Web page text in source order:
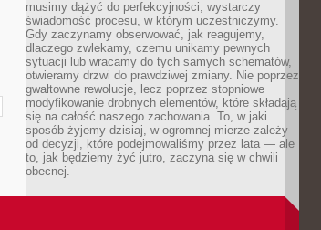
musimy dążyć do perfekcyjności; wystarczy
świadomość procesu, w którym uczestniczymy.
Gdy zaczynamy obserwować, jak reagujemy,
dlaczego zwlekamy, czemu unikamy pewnych
sytuacji lub wracamy do tych samych schematów,
otwieramy drzwi do prawdziwej zmiany. Nie poprzez
gwałtowne rewolucje, lecz poprzez stopniowe
modyfikowanie drobnych elementów, które składają
się na całość naszego zachowania. To, w jaki
sposób żyjemy dzisiaj, w ogromnej mierze zależy
od decyzji, które podejmowaliśmy przez lata — ale
to, jak będziemy żyć jutro, zaczyna się w chwili
obecnej.